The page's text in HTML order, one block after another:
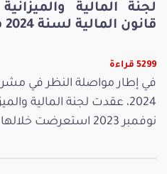
لجنة المالية
قانون المالية لسنة 2024 في صيغته المعدّلة
5299 قراءة
في إطار مواصلة النظر في
نوفمبر 2023 استعرضت خلالها مقترحات تعديل فص...